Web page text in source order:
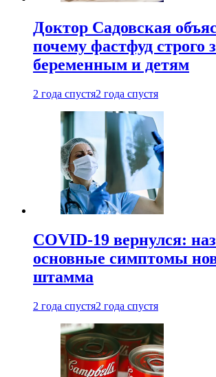
Доктор Садовская
почему фастфуд строго
беременным и детям
2 года спустя2 года спустя
COVID-19 вернулся:
основные симптомы
штамма
2 года спустя2 года спустя